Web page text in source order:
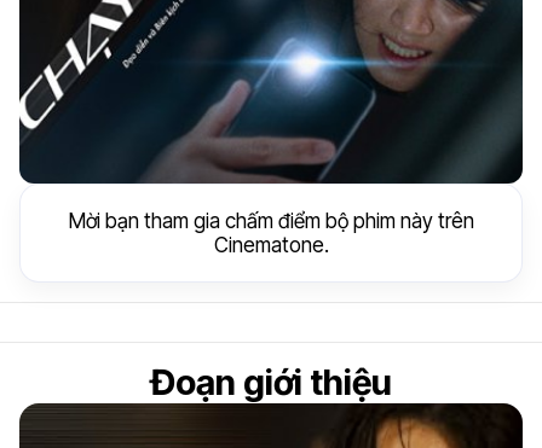
Mời bạn tham gia chấm điểm bộ phim này trên
Cinematone.
Đoạn giới thiệu